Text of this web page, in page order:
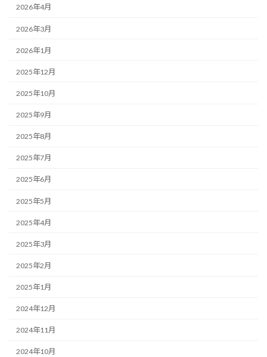
2026年4月
2026年3月
2026年1月
2025年12月
2025年10月
2025年9月
2025年8月
2025年7月
2025年6月
2025年5月
2025年4月
2025年3月
2025年2月
2025年1月
2024年12月
2024年11月
2024年10月